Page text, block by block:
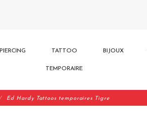
PIERCING TATTOO
TEMPORAIRE
BIJOUX
Ed Hardy Tattoos temporaires Tigre